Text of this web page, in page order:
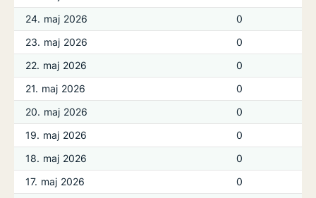
24. maj 2026
0
23. maj 2026
0
22. maj 2026
0
21. maj 2026
0
20. maj 2026
0
19. maj 2026
0
18. maj 2026
0
17. maj 2026
0